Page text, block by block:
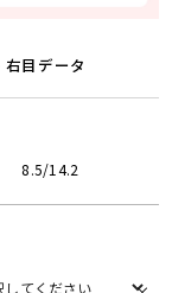
右目データ
8.5/14.2